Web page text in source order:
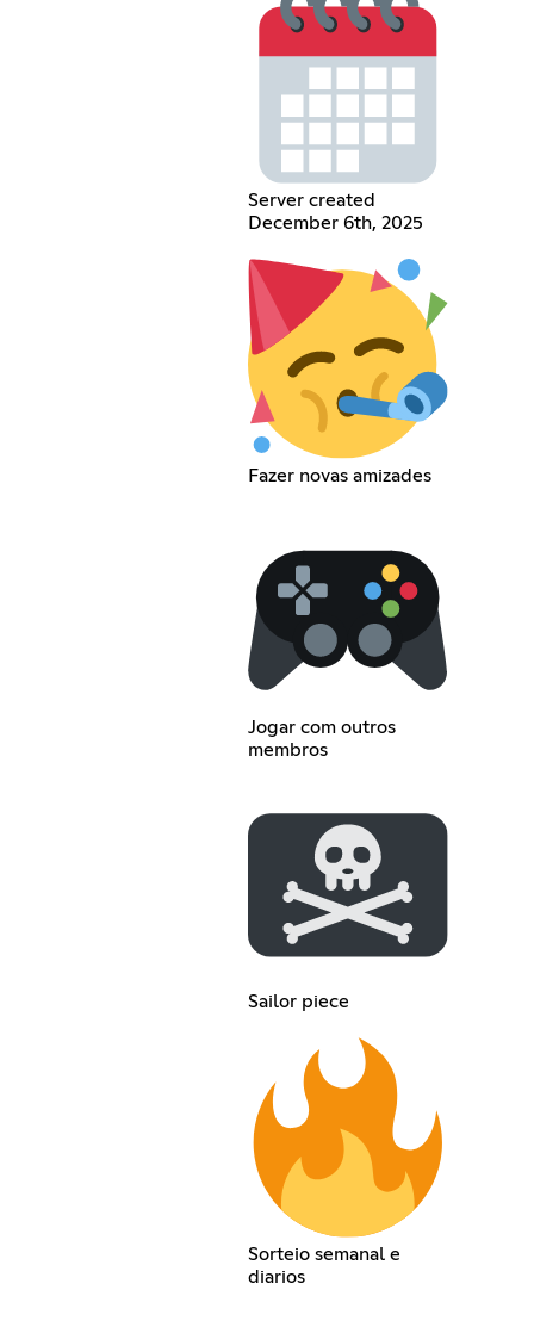
Server created
December 6th, 2025
Fazer novas amizades
Jogar com outros
membros
Sailor piece
Sorteio semanal e
diarios